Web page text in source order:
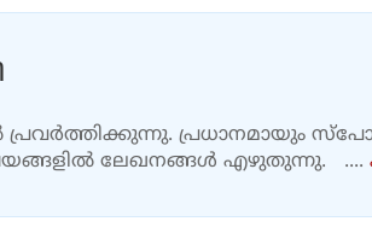
പ്രധാനമായും
ലേഖനങ്ങൾ എഴുതുന്നു. ....